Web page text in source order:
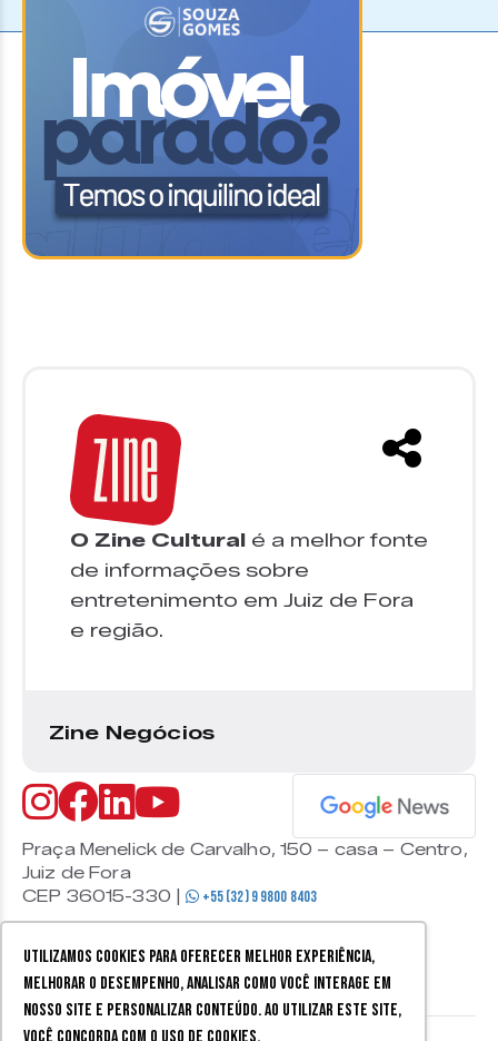
Utilizamos cookies para oferecer melhor experiência,
melhorar o desempenho, analisar como você interage em
nosso site e personalizar conteúdo. Ao utilizar este site,
O Zine Cultural é a melhor fonte
de informações sobre
entretenimento em Juiz de Fora
e região.
Zine Negócios
Praça Menelick de Carvalho, 150 – casa – Centro,
Juiz de Fora
CEP 36015-330 |
+55 (32) 9 9800 8403